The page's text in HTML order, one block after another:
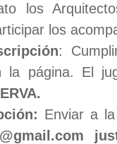
los
los
:
la página. El
Enviar a